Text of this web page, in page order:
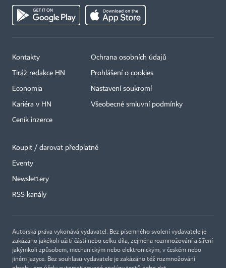
Kontakty
Tiráž redakce HN
Economia
Kariéra v HN
Ceník inzerce
Ochrana osobních údajů
Prohlášení o cookies
Nastavení soukromí
Všeobecné smluvní podmínky
Koupit / darovat předplatné
Eventy
Newslettery
RSS kanály
Autorská práva vykonává vydavatel. Bez písemného svolení vydavatele je
zakázáno jakékoli užití částí nebo celku díla, zejména rozmnožování a šíření
jakýmkoli způsobem, mechanickým nebo elektronickým, v českém nebo
jiném jazyce. Bez souhlasu vydavatele je zakázáno též rozmnožování